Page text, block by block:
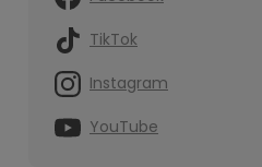
TikTok
Instagram
YouTube